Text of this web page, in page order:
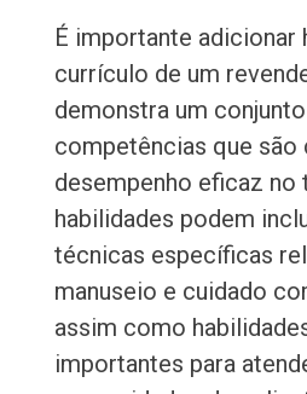
É importante adicionar
currículo de um
demonstra um
competências que são
desempenho eficaz no
habilidades podem
técnicas específicas
manuseio e cuidado
assim como
importantes para